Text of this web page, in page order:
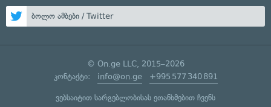
ბოლო ამბები / Twitter
© On.ge LLC, 2015–2026
კონტაქტი: info@on.ge +995 577 340 891
ვებსაიტით სარგებლობისას ეთანხმებით ჩვენს